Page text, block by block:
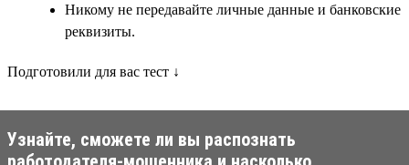
Никому не передавайте личные данные и банковские
реквизиты.
Подготовили для вас тест ↓
Узнайте, сможете ли вы распознать